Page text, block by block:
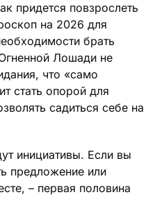
придется повзрослеть
на 2026 для
брать
Лошади не
что «само
стать опорой для
садиться себе на
инициативы. Если вы
предложение или
– первая половина